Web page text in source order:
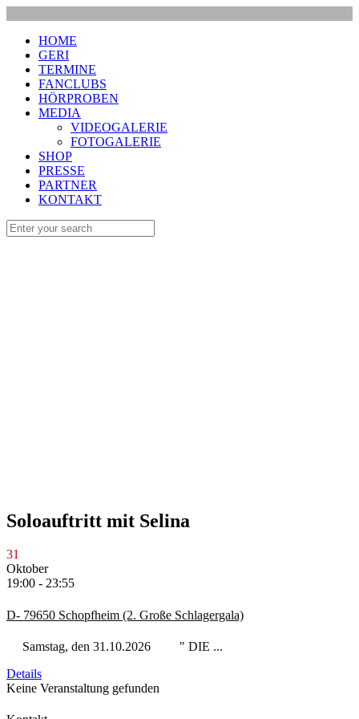
HOME
GERI
TERMINE
FANCLUBS
HÖRPROBEN
MEDIA
VIDEOGALERIE
FOTOGALERIE
SHOP
PRESSE
PARTNER
KONTAKT
Soloauftritt mit Selina
31
Oktober
19:00 - 23:55
D- 79650 Schopfheim (2. Große Schlagergala)
Samstag, den 31.10.2026 " DIE ...
Details
Keine Veranstaltung gefunden